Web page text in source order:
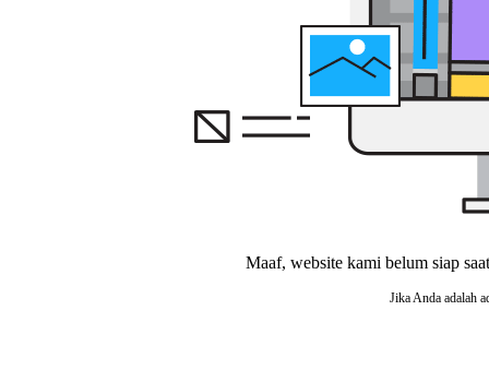
Maaf, website kami belum siap
Jika Anda adalah